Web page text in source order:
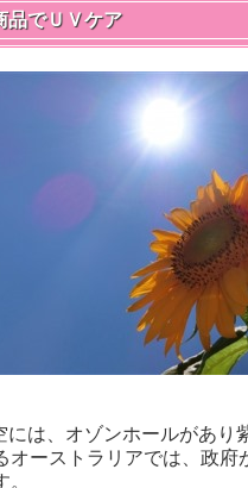
品でＵＶケア
には、オゾンホールがあり
オーストラリアでは、政府